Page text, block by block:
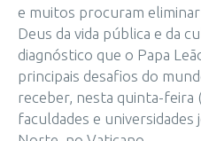
e muitos procuram
Deus da vida pública e da
diagnóstico que o Papa
principais desafios do
receber, nesta quinta-feira
faculdades e universidades